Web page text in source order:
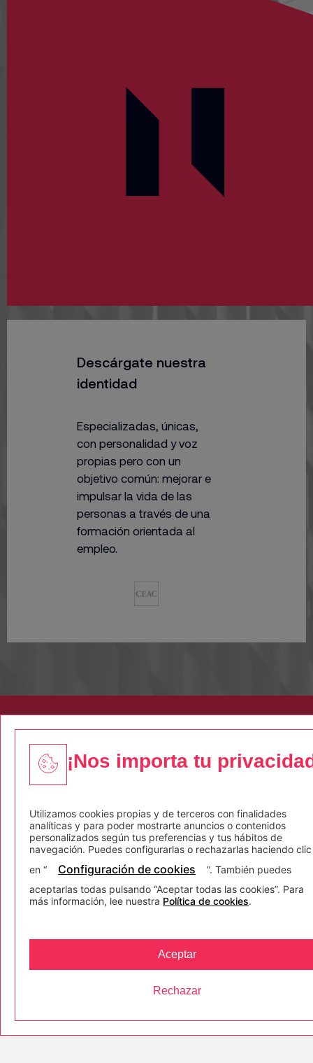
Descárgate nuestra
identidad
Especializadas, únicas,
con personalidad y voz
propias pero con un
objetivo común: mejorar e
impulsar la vida de las
personas a través de una
formación orientada al
empleo.
+ 34 911 086 522
C/ Comandante Fontanes 1, 1ª
15003, A Coruña (España)
Paseo De La Castellana 135, 17ºB
28046, Madrid (España)
¡Nos importa tu
Utilizamos cookies propias y de terceros con finalidades
analíticas y para poder mostrarte anuncios o contenidos
personalizados según tus preferencias y tus hábitos de
navegación. Puedes configurarlas o rechazarlas haciendo clic
en “
Configuración de cookies
”. También puedes
aceptarlas todas pulsando “Aceptar todas las cookies”. Para
más información, lee nuestra Política de cookies.
Aceptar
Rechazar